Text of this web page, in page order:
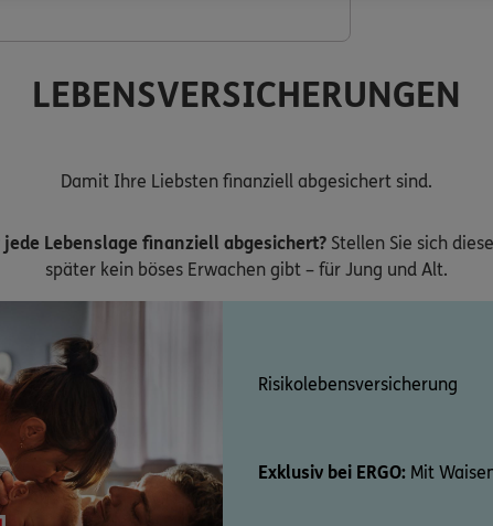
LEBENSVERSICHERUNGEN
Damit Ihre Liebsten finanziell abgesichert sind.
Lebenslage finanziell abgesichert? Stellen Sie sich
später kein böses Erwachen gibt – für Jung und Alt.
Risikolebensversicherung
Exklusiv bei ERGO: Mit